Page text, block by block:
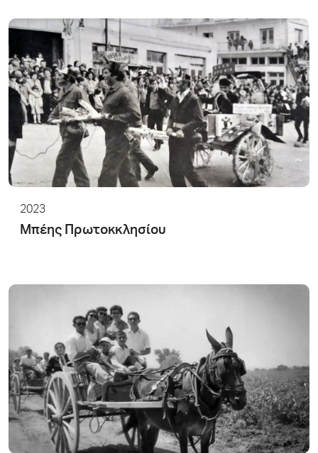
2023
Μπέης Πρωτοκκλησίου